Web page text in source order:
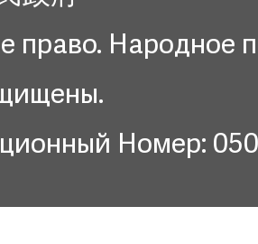
право. Народное
Номер: